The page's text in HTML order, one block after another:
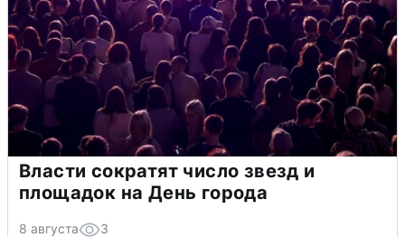
Власти сократят число звезд и
площадок на День города
8 августа 3